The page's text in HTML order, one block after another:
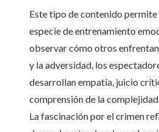
Este tipo de contenido permite
especie de entrenamiento
observar cómo otros
y la adversidad, los
desarrollan empatía, juicio
comprensión de la complejidad
La fascinación por el crimen